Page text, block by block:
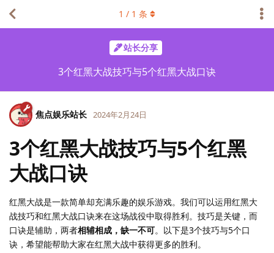
站长分享
3个红黑大战技巧与5个红黑大战口诀
1 / 1 条
焦点娱乐站长 2024年2月24日
3个红黑大战技巧与5个红黑
大战口诀
红黑大战是一款简单却充满乐趣的娱乐游戏。我们可以运用红黑大
战技巧和红黑大战口诀来在这场战役中取得胜利。技巧是关键，而
口诀是辅助，两者相辅相成，缺一不可。以下是3个技巧与5个口
诀，希望能帮助大家在红黑大战中获得更多的胜利。